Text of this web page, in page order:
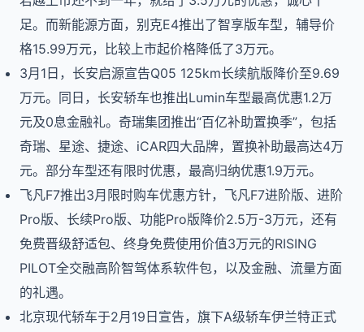
足。而新能源方面，别克E4推出了智享版车型，辅导价
格15.99万元，比较上市起价格降低了3万元。
3月1日，长安启源宣告Q05 125km长续航版降价至9.69
万元。同日，长安轿车也推出Lumin车型最高优惠1.2万
元及0息金融礼。奇瑞集团推出“百亿补助置换季”，包括
奇瑞、星途、捷途、iCAR四大品牌，置换补助最高达4万
元。部分车型还有限时优惠，最高归纳优惠1.9万元。
飞凡F7推出3月限时购车优惠方针，飞凡F7进阶版、进阶
Pro版、长续Pro版、功能Pro版降价2.5万-3万元，还有
免费晋级舒适包、终身免费使用价值3万元的RISING
PILOT全交融高阶智驾体系软件包，以及金融、流量方面
的礼遇。
北京现代轿车于2月19日宣告，旗下A级轿车伊兰特正式